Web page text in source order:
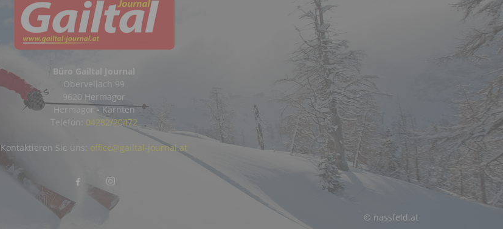
Büro Gailtal Journal
Obervellach 99
9620 Hermagor
Hermagor - Kärnten
Telefon: 04282/20472
© nassfeld.at
Kontaktieren Sie uns: office@gailtal-journal.at